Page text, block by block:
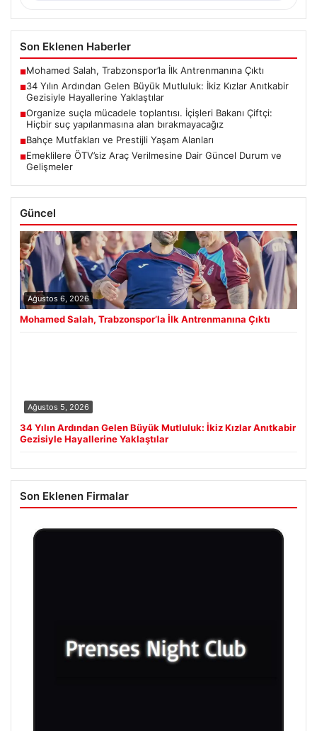
Son Eklenen Haberler
■Mohamed Salah, Trabzonspor’la İlk Antrenmanına Çıktı
■34 Yılın Ardından Gelen Büyük Mutluluk: İkiz Kızlar Anıtkabir
Gezisiyle Hayallerine Yaklaştılar
■Organize suçla mücadele toplantısı. İçişleri Bakanı Çiftçi:
Hiçbir suç yapılanmasına alan bırakmayacağız
■Bahçe Mutfakları ve Prestijli Yaşam Alanları
■Emeklilere ÖTV’siz Araç Verilmesine Dair Güncel Durum ve
Gelişmeler
Güncel
Ağustos 6, 2026
Mohamed Salah, Trabzonspor’la İlk Antrenmanına Çıktı
Ağustos 5, 2026
34 Yılın Ardından Gelen Büyük Mutluluk: İkiz Kızlar Anıtkabir
Gezisiyle Hayallerine Yaklaştılar
Son Eklenen Firmalar